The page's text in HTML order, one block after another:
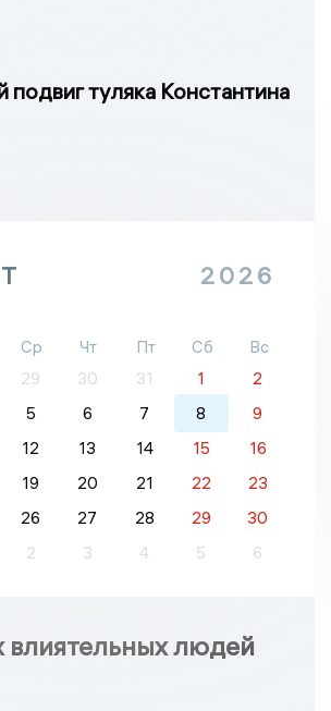
туляка Константина
2026
Ср Чт Пт Сб
Вс
29 30 31 1
2
5 6 7 8
9
12 13 14 15
16
19 20 21 22
23
26 27 28 29
30
2 3 4 5 6
влиятельных людей